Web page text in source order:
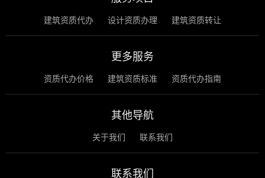
建筑资质代办 设计资质办理 建筑资质转让
更多服务
资质代办价格 建筑资质标准 资质代办指南
其他导航
关于我们 联系我们
联系我们